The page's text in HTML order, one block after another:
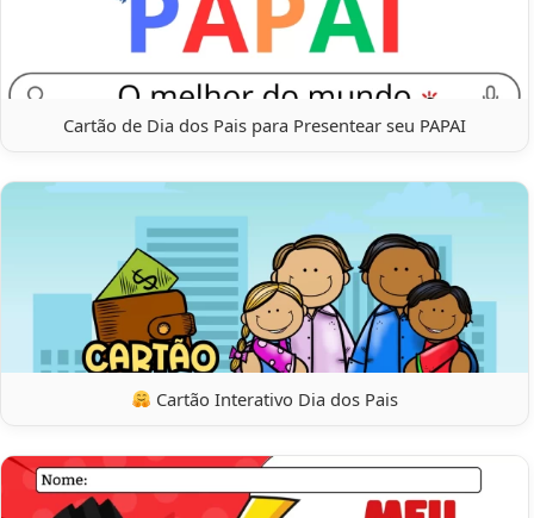
Cartão de Dia dos Pais para Presentear seu PAPAI
Cartão Interativo Dia dos Pais